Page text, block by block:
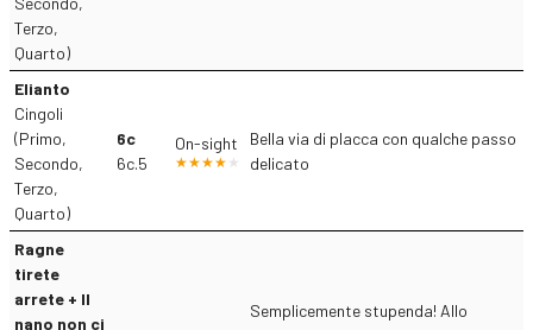
Terzo,
Quarto)
Elianto
Cingoli
(Primo,
Secondo,
Terzo,
Quarto)
6c
6c.5
On-sight
Bella via di placca con qualche passo
delicato
Ragne
tirete
arrete + Il
nano non ci
Semplicemente stupenda! Allo